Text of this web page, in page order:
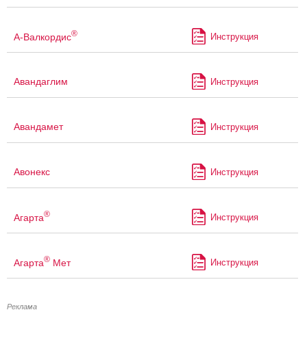
А-Валкордис® Инструкция
Авандаглим Инструкция
Авандамет Инструкция
Авонекс Инструкция
Агарта® Инструкция
Агарта® Мет Инструкция
Реклама